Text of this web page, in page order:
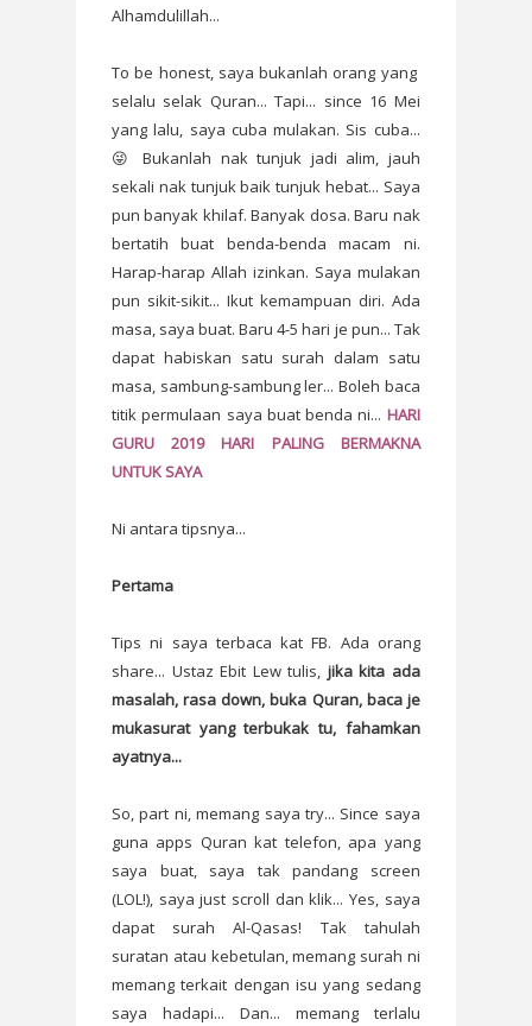
Alhamdulillah...
To be honest, saya bukanlah orang yang
selalu selak Quran... Tapi... since 16 Mei
yang lalu, saya cuba mulakan. Sis cuba...
😜 Bukanlah nak tunjuk jadi alim, jauh
sekali nak tunjuk baik tunjuk hebat... Saya
pun banyak khilaf. Banyak dosa. Baru nak
bertatih buat benda-benda macam ni.
Harap-harap Allah izinkan. Saya mulakan
pun sikit-sikit... Ikut kemampuan diri. Ada
masa, saya buat. Baru 4-5 hari je pun... Tak
dapat habiskan satu surah dalam satu
masa, sambung-sambung ler... Boleh baca
titik permulaan saya buat benda ni... HARI
GURU 2019 HARI PALING BERMAKNA
UNTUK SAYA
Ni antara tipsnya...
Pertama
Tips ni saya terbaca kat FB. Ada orang
share... Ustaz Ebit Lew tulis, jika kita ada
masalah, rasa down, buka Quran, baca je
mukasurat yang terbukak tu, fahamkan
ayatnya...
So, part ni, memang saya try... Since saya
guna apps Quran kat telefon, apa yang
saya buat, saya tak pandang screen
(LOL!), saya just scroll dan klik... Yes, saya
dapat surah Al-Qasas! Tak tahulah
suratan atau kebetulan, memang surah ni
memang terkait dengan isu yang sedang
saya hadapi... Dan... memang terlalu